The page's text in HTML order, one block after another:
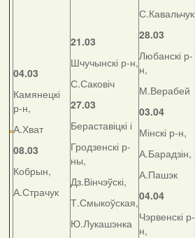
04.03
Камянецкі
р-н,
А.Хват
08.03
Кобрын,
А.Страчук
21.03
Шчучынскі р-н,
С.Саковіч
27.03
Бераставіцкі і
Гродзенскі р-
ны,
Дз.Вінчэўскі,
Т.Смыкоўская,
Ю.Лукашэнка
С.Кавальчук
28.03
Любанскі р-
н,
М.Верабей
03.04
Мінскі р-н,
А.Барадзін,
А.Пашэк
04.04
Чэрвенскі р-
н,